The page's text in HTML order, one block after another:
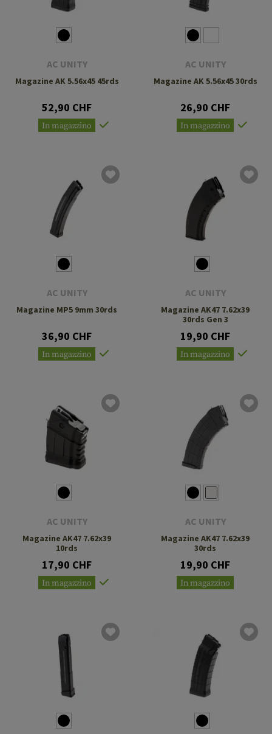
AC UNITY
Magazine AK 5.56x45 45rds
52,90 CHF
In magazzino
AC UNITY
Magazine AK 5.56x45 30rds
26,90 CHF
In magazzino
AC UNITY
Magazine MP5 9mm 30rds
36,90 CHF
In magazzino
AC UNITY
Magazine AK47 7.62x39
30rds Gen 3
19,90 CHF
In magazzino
AC UNITY
Magazine AK47 7.62x39
10rds
17,90 CHF
In magazzino
AC UNITY
Magazine AK47 7.62x39
30rds
19,90 CHF
In magazzino